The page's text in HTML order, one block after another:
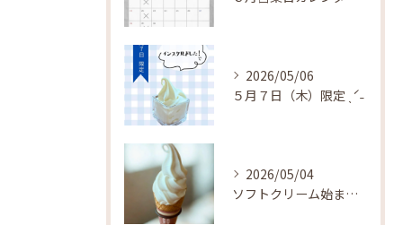
2026/05/06
５月７日（木）限定 ˎˊ˗
2026/05/04
ソフトクリーム始まりました ˎˊ˗